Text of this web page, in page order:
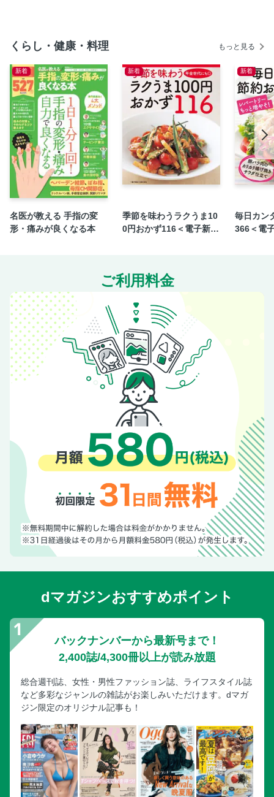
くらし・健康・料理 もっと見る
新着
名医が教える 手指の変
形・痛みが良くなる本
新着
季節を味わうラクうま10
0円おかず116＜電子新版
新着
毎日カン
366＜電
ご利用料金
dマガジンおすすめポイント
バックナンバーから最新号まで！
2,400誌/4,300冊以上が読み放題
総合週刊誌、女性・男性ファッション誌、ライフスタイル誌
など多彩なジャンルの雑誌がお楽しみいただけます。dマガ
ジン限定のオリジナル記事も！